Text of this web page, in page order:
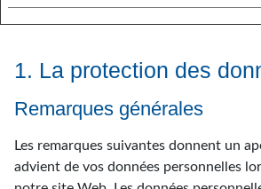
1. La protection des
Remarques générales
Les remarques suivantes donnent un
advient de vos données personnelles